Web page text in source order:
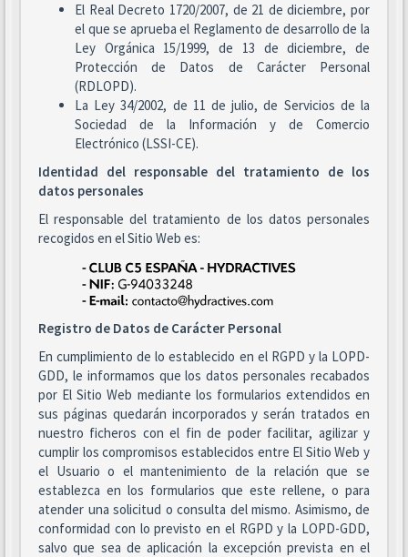
El Real Decreto 1720/2007, de 21 de diciembre, por
el que se aprueba el Reglamento de desarrollo de la
Ley Orgánica 15/1999, de 13 de diciembre, de
Protección de Datos de Carácter Personal
(RDLOPD).
La Ley 34/2002, de 11 de julio, de Servicios de la
Sociedad de la Información y de Comercio
Electrónico (LSSI-CE).
Identidad del responsable del tratamiento de los
datos personales
El responsable del tratamiento de los datos personales
recogidos en el Sitio Web es:
Registro de Datos de Carácter Personal
En cumplimiento de lo establecido en el RGPD y la LOPD-
GDD, le informamos que los datos personales recabados
por El Sitio Web mediante los formularios extendidos en
sus páginas quedarán incorporados y serán tratados en
nuestro ficheros con el fin de poder facilitar, agilizar y
cumplir los compromisos establecidos entre El Sitio Web y
el Usuario o el mantenimiento de la relación que se
establezca en los formularios que este rellene, o para
atender una solicitud o consulta del mismo. Asimismo, de
conformidad con lo previsto en el RGPD y la LOPD-GDD,
salvo que sea de aplicación la excepción prevista en el